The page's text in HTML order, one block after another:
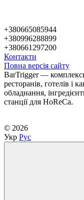
+380665085944
+380996288899
+380661297200
Контакти
Повна версія сайту
BarTrigger —
ресторанів, готелів і
обладнання,
станції для HoReCa.
© 2026
Укр Рус